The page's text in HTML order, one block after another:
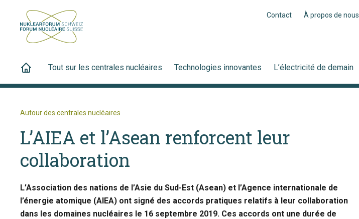
Contact À propos de nous
Tout sur les centrales nucléaires Technologies innovantes L’électricité de demain
Autour des centrales nucléaires
L’AIEA et l’Asean renforcent leur
collaboration
L’Association des nations de l’Asie du Sud-Est (Asean) et l’Agence internationale de
l’énergie atomique (AIEA) ont signé des accords pratiques relatifs à leur collaboration
dans les domaines nucléaires le 16 septembre 2019. Ces accords ont une durée de